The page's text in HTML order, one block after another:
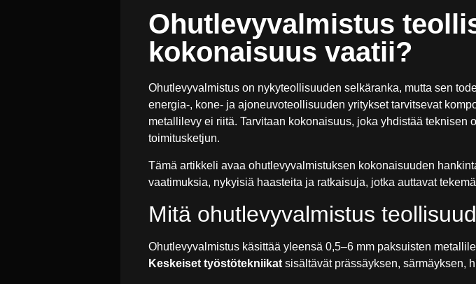
Ohutlevyvalmistus
kokonaisuus vaatii?
Ohutlevyvalmistus on nykyteollisuuden selkäranka, mutta sen
energia-, kone- ja ajoneuvoteollisuuden yritykset tarvitsevat
metallilevy ei riitä. Tarvitaan kokonaisuus, joka yhdistää teknisen
toimitusketjun.
Tämä artikkeli avaa ohutlevyvalmistuksen kokonaisuuden
vaatimuksia, nykyisiä haasteita ja ratkaisuja, jotka auttavat
Mitä ohutlevyvalmistus
Ohutlevyvalmistus käsittää yleensä 0,5–6 mm paksuisten
Keskeiset työstötekniikat sisältävät prässäyksen, särmäyksen,